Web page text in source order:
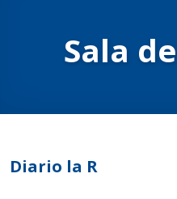
Sala
Diario la R